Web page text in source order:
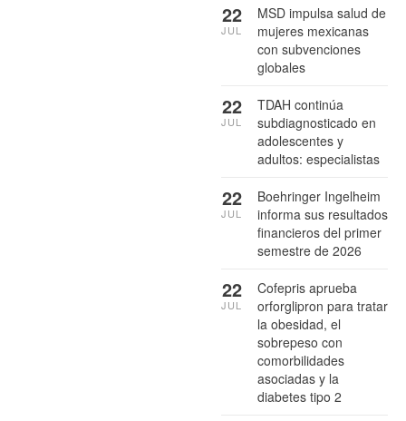
MSD impulsa salud de
mujeres mexicanas
con subvenciones
globales
22
JUL
TDAH continúa
subdiagnosticado en
adolescentes y
adultos: especialistas
22
JUL
Boehringer Ingelheim
informa sus resultados
financieros del primer
semestre de 2026
22
JUL
Cofepris aprueba
orforglipron para tratar
la obesidad, el
sobrepeso con
comorbilidades
asociadas y la
diabetes tipo 2
22
JUL